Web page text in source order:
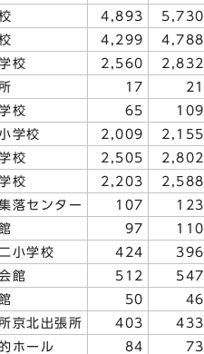
4,893 5,730
4,299 4,788
校 2,560 2,832
17 21
校 65 109
学校 2,009 2,155
校 2,505 2,802
校 2,203 2,588
落センター 107 123
97 110
小学校 424 396
館 512 547
50 46
京北出張所 403 433
ホール 84 73